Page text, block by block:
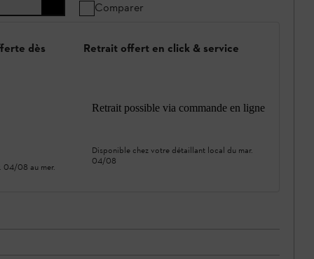
Comparer
dès
04/08 au mer.
Retrait offert en click & service
Retrait possible via commande en ligne
Disponible chez votre détaillant local du mar.
04/08